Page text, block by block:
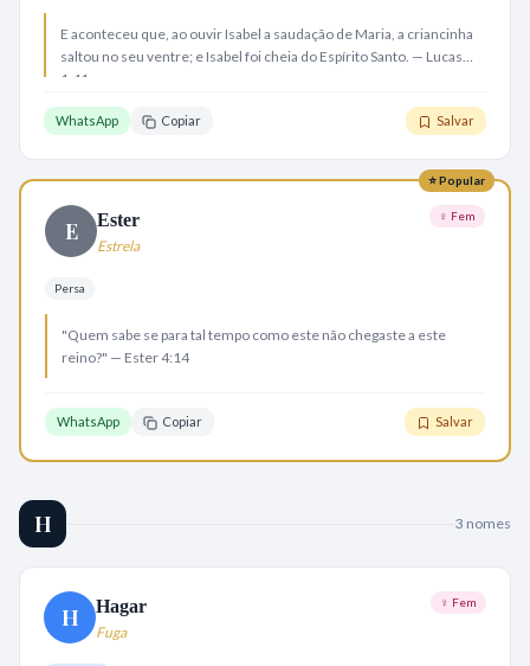
E aconteceu que, ao ouvir Isabel a saudação de Maria, a criancinha
saltou no seu ventre; e Isabel foi cheia do Espírito Santo. — Lucas
1:41
WhatsApp Copiar Salvar
⭐ Popular
E Ester
Estrela
♀ Fem
Persa
"Quem sabe se para tal tempo como este não chegaste a este
reino?" — Ester 4:14
WhatsApp Copiar Salvar
H 3 nomes
H Hagar
Fuga
♀ Fem